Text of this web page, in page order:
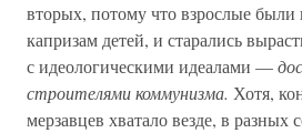
вторых, потому что взрослые были
капризам детей, и старались
с идеологическими идеалами —
строителями коммунизма. Хотя,
мерзавцев хватало везде, в разных